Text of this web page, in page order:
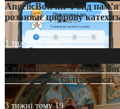
AngelicBot: як Фонд
розвиває цифрову
1 тиждень тому12
Світові лідери в Києві:
міжнародної солідарності
3 тижні тому19